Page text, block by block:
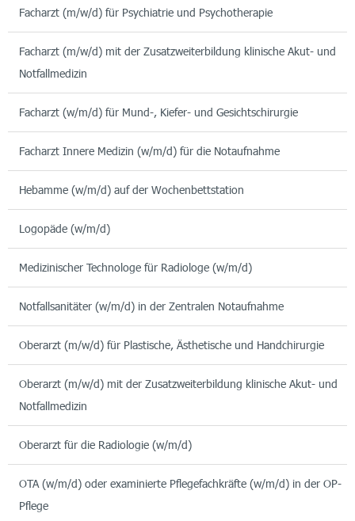
Facharzt (m/w/d) für Psychiatrie und Psychotherapie
Facharzt (m/w/d) mit der Zusatzweiterbildung klinische Akut- und
Notfallmedizin
Facharzt (w/m/d) für Mund-, Kiefer- und Gesichtschirurgie
Facharzt Innere Medizin (w/m/d) für die Notaufnahme
Hebamme (w/m/d) auf der Wochenbettstation
Logopäde (w/m/d)
Medizinischer Technologe für Radiologe (w/m/d)
Notfallsanitäter (w/m/d) in der Zentralen Notaufnahme
Oberarzt (m/w/d) für Plastische, Ästhetische und Handchirurgie
Oberarzt (m/w/d) mit der Zusatzweiterbildung klinische Akut- und
Notfallmedizin
Oberarzt für die Radiologie (w/m/d)
OTA (w/m/d) oder examinierte Pflegefachkräfte (w/m/d) in der OP-
Pflege